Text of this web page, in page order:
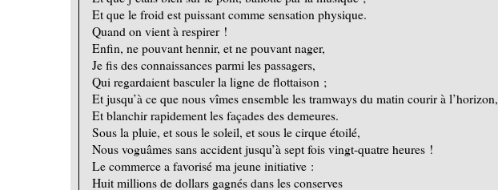
Et que le froid est puissant comme sensation physique.
Quand on vient à respirer !
Enfin, ne pouvant hennir, et ne pouvant nager,
Je fis des connaissances parmi les passagers,
Qui regardaient basculer la ligne de flottaison ;
Et jusqu’à ce que nous vîmes ensemble les tramways du matin courir à l’horizon,
Et blanchir rapidement les façades des demeures.
Sous la pluie, et sous le soleil, et sous le cirque étoilé,
Nous voguâmes sans accident jusqu’à sept fois vingt-quatre heures !
Le commerce a favorisé ma jeune initiative :
Huit millions de dollars gagnés dans les conserves